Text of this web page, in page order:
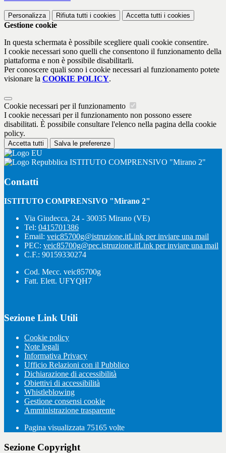
Personalizza Rifiuta tutti i cookies Accetta tutti i cookies
Gestione cookie
In questa schermata è possibile scegliere quali cookie consentire.
I cookie necessari sono quelli che consentono il funzionamento della
piattaforma e non è possibile disabilitarli.
Per conoscere quali sono i cookie necessari al funzionamento potete
visionare la COOKIE POLICY.
Cookie necessari per il funzionamento
I cookie necessari per il funzionamento non possono essere
disabilitati. È possibile consultare l'elenco nella pagina della cookie
policy.
Accetta tutti Salva le preferenze
ISTITUTO COMPRENSIVO "Mirano 2"
Contatti
ISTITUTO COMPRENSIVO "Mirano 2"
Via Giudecca, 24 - 30035 Mirano (VE)
Tel: 0415701386
Email: veic85700g@istruzione.itLink per inviare una mail
PEC: veic85700g@pec.istruzione.itLink per inviare una mail
C.F.: 90159330274
Cod. Mecc. veic85700g
Fatt. Elett. UFYQH7
Sezione Link Utili
Cookie policy
Note legali
Informativa Privacy
Ufficio Relazioni con il Pubblico
Dichiarazione di accessibilità
Obiettivi di accessibilità
Whistleblowing
Gestione consensi cookie
Amministrazione trasparente
Pagina visualizzata 75165 volte
Sezione Copyright